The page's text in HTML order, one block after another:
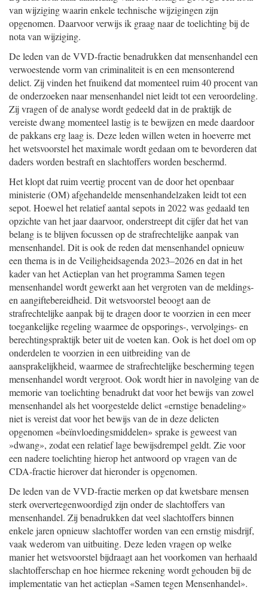
van wijziging waarin enkele technische wijzigingen zijn
opgenomen. Daarvoor verwijs ik graag naar de toelichting bij de
nota van wijziging.
De leden van de VVD-fractie benadrukken dat mensenhandel een
verwoestende vorm van criminaliteit is en een mensonterend
delict. Zij vinden het fnuikend dat momenteel ruim 40 procent van
de onderzoeken naar mensenhandel niet leidt tot een veroordeling.
Zij vragen of de analyse wordt gedeeld dat in de praktijk de
vereiste dwang momenteel lastig is te bewijzen en mede daardoor
de pakkans erg laag is. Deze leden willen weten in hoeverre met
het wetsvoorstel het maximale wordt gedaan om te bevorderen dat
daders worden bestraft en slachtoffers worden beschermd.
Het klopt dat ruim veertig procent van de door het openbaar
ministerie (OM) afgehandelde mensenhandelzaken leidt tot een
sepot. Hoewel het relatief aantal sepots in 2022 was gedaald ten
opzichte van het jaar daarvoor, onderstreept dit cijfer dat het van
belang is te blijven focussen op de strafrechtelijke aanpak van
mensenhandel. Dit is ook de reden dat mensenhandel opnieuw
een thema is in de Veiligheidsagenda 2023–2026 en dat in het
kader van het Actieplan van het programma Samen tegen
mensenhandel wordt gewerkt aan het vergroten van de meldings-
en aangiftebereidheid. Dit wetsvoorstel beoogt aan de
strafrechtelijke aanpak bij te dragen door te voorzien in een meer
toegankelijke regeling waarmee de opsporings-, vervolgings- en
berechtingspraktijk beter uit de voeten kan. Ook is het doel om op
onderdelen te voorzien in een uitbreiding van de
aansprakelijkheid, waarmee de strafrechtelijke bescherming tegen
mensenhandel wordt vergroot. Ook wordt hier in navolging van de
memorie van toelichting benadrukt dat voor het bewijs van zowel
mensenhandel als het voorgestelde delict «ernstige benadeling»
niet is vereist dat voor het bewijs van de in deze delicten
opgenomen «beïnvloedingsmiddelen» sprake is geweest van
»dwang», zodat een relatief lage bewijsdrempel geldt. Zie voor
een nadere toelichting hierop het antwoord op vragen van de
CDA-fractie hierover dat hieronder is opgenomen.
De leden van de VVD-fractie merken op dat kwetsbare mensen
sterk oververtegenwoordigd zijn onder de slachtoffers van
mensenhandel. Zij benadrukken dat veel slachtoffers binnen
enkele jaren opnieuw slachtoffer worden van een ernstig misdrijf,
vaak wederom van uitbuiting. Deze leden vragen op welke
manier het wetsvoorstel bijdraagt aan het voorkomen van herhaald
slachtofferschap en hoe hiermee rekening wordt gehouden bij de
implementatie van het actieplan «Samen tegen Mensenhandel».